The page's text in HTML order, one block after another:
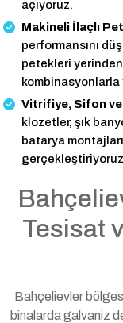
açıyoruz.
Makineli İlaçlı
performansını
petekleri
kombinasyonlarla
Vitrifiye, Sifon
klozetler, şık
batarya
Tesisat
Bahçelievler
binalarda galvaniz